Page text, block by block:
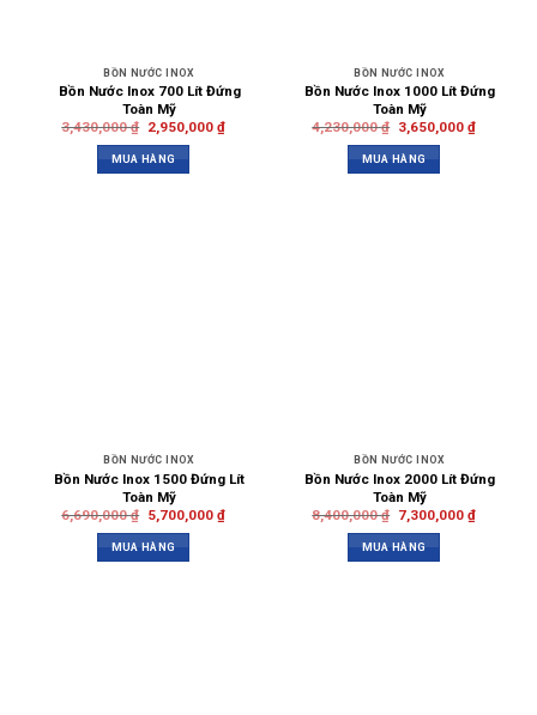
BỒN NƯỚC INOX
Bồn Nước Inox 700 Lít Đứng
Toàn Mỹ
3,430,000₫ 2,950,000 ₫
MUA HÀNG
BỒN NƯỚC INOX
Bồn Nước Inox 1000 Lít Đứng
Toàn Mỹ
4,230,000₫ 3,650,000 ₫
MUA HÀNG
BỒN NƯỚC INOX
Bồn Nước Inox 1500 Đứng Lít
Toàn Mỹ
6,690,000₫ 5,700,000 ₫
MUA HÀNG
BỒN NƯỚC INOX
Bồn Nước Inox 2000 Lít Đứng
Toàn Mỹ
8,400,000₫ 7,300,000 ₫
MUA HÀNG